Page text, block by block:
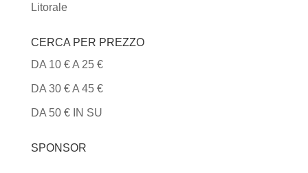
Litorale
CERCA PER PREZZO
DA 10 € A 25 €
DA 30 € A 45 €
DA 50 € IN SU
SPONSOR